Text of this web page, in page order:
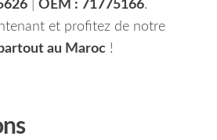
OEM : 71775166.
et profitez de notre
au Maroc !